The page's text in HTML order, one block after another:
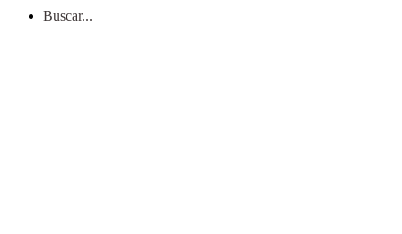
Buscar...